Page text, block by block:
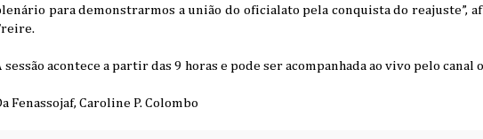
para demonstrarmos a união do oficialato pela conquista do reajuste”,
sessão acontece a partir das 9 horas e pode ser acompanhada ao vivo pelo canal
Fenassojaf, Caroline P. Colombo